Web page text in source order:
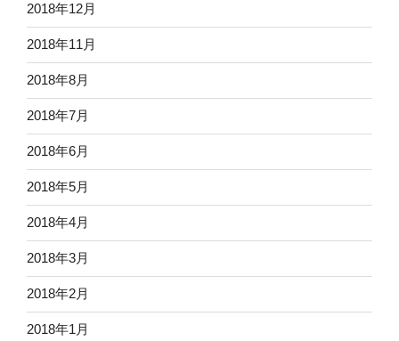
2018年12月
2018年11月
2018年8月
2018年7月
2018年6月
2018年5月
2018年4月
2018年3月
2018年2月
2018年1月